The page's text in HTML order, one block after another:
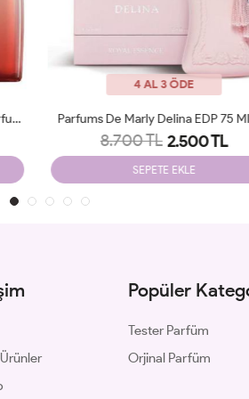
JLT
4 AL 3 ÖDE
Amouage Guidance EDP 100
8.900 TL 3.250 TL
SEPETE EKLE
Popüler
Tester Parfüm
Orjinal Parfüm